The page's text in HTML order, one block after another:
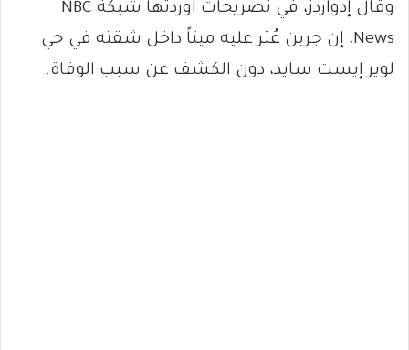
وقال إدواردز، في تصريحات أوردتها شبكة NBC
News، إن جرين عُثر عليه ميتاً داخل شقته في حي
لوير إيست سايد، دون الكشف عن سبب الوفاة.